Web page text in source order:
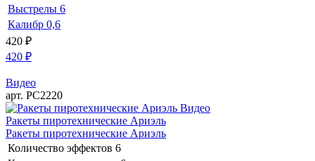
Выстрелы 6
Калибр 0,6
420 ₽
420 ₽
Видео
арт. РС2220
Видео
Ракеты пиротехнические Ариэль
Ракеты пиротехнические Ариэль
Количество эффектов 6